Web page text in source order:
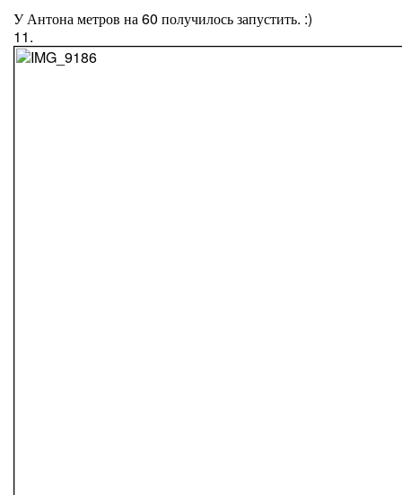
У Антона метров на 60 получилось запустить. :)
11.